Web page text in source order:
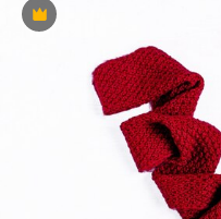
Premium